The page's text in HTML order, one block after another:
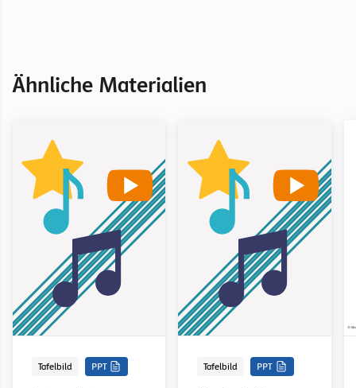
Ähnliche Materialien
Tafelbild PPT Tafelbild PPT